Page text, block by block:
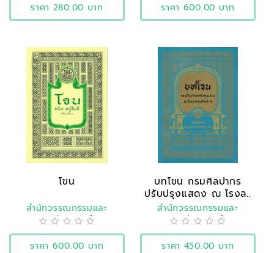
ราคา 280.00 บาท ราคา 600.00 บาท
โขน
สำนักวรรณกรรมและ
ประวัติศาสตร์
ราคา 600.00 บาท
บทโขน กรมศิลปากร
ปรับปรุงแสดง ณ โรงล..
สำนักวรรณกรรมและ
ประวัติศาสตร์
ราคา 450.00 บาท